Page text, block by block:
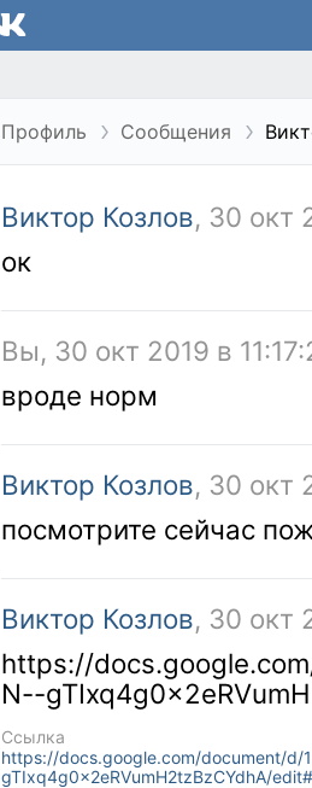
Профиль Сообщения
Виктор Козлов, 30 окт
ок
Вы, 30 окт 2019 в
вроде норм
Виктор Козлов, 30 окт
посмотрите сейчас
Виктор Козлов, 30 окт
https://
N--
Ссылка
https://docs.google.com/document/d/
gTIxq4g0x2eRVumH2tzBzCYdhA/edit#